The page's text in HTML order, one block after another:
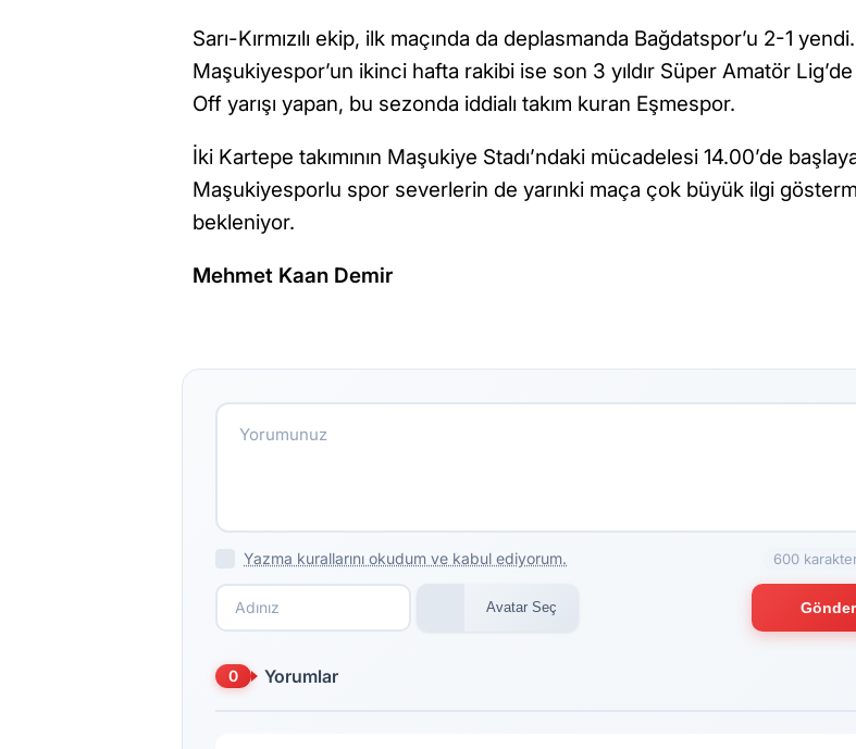
Sarı-Kırmızılı ekip, ilk maçında da deplasmanda Bağdatspor’u 2-1 yendi.
Maşukiyespor’un ikinci hafta rakibi ise son 3 yıldır Süper Amatör
Off yarışı yapan, bu sezonda iddialı takım kuran Eşmespor.
İki Kartepe takımının Maşukiye Stadı’ndaki mücadelesi 14.00’de
Maşukiyesporlu spor severlerin de yarınki maça çok büyük ilgi
bekleniyor.
Mehmet Kaan Demir
Yazma kurallarını okudum ve kabul ediyorum. 600
Avatar Seç Gönder
0 Yorumlar